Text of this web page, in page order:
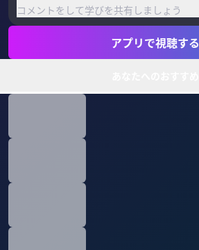
コメントをして学びを共有しましょう
アプリで視聴する